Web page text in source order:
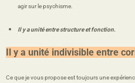
agir sur le psychisme.
Il y a unité entre structure et fonction.
Il y a unité indivisible entre
Ce que je vous propose est toujours une